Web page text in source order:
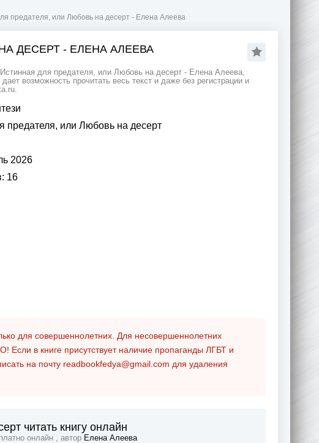
предателя, или Любовь на десерт - Елена Алеева
ДЕСЕРТ - ЕЛЕНА АЛЕЕВА
для предателя, или Любовь на десерт - Елена Алеева,
возможность прочитать весь текст и даже без регистрации и
предателя, или Любовь на десерт
2026
16
для совершеннолетних. Для несовершеннолетних
Если в книге присутствует наличие пропаганды ЛГБТ и
на почту readbookfedya@gmail.com для удаления
читать книгу онлайн
онлайн , автор Елена Алеева